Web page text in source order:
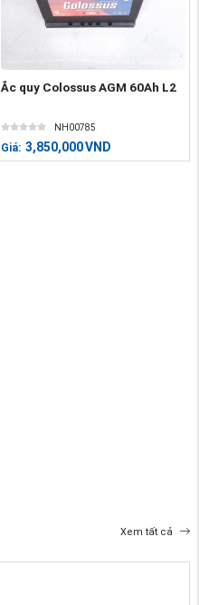
Ắc quy Colossus AGM 60Ah L2
NH00785
Giá: 3,850,000VND
Xem tất cả